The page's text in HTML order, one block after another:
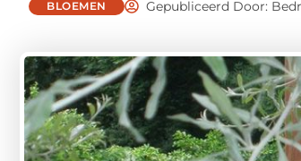
BLOEMEN Gepubliceerd Door: